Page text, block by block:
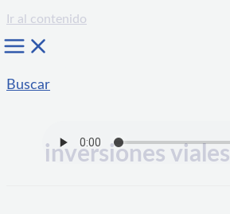
Ir al contenido
Buscar
inversiones viales